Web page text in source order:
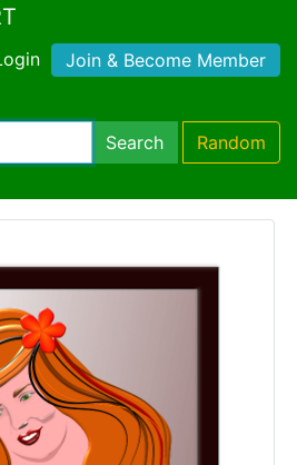
Join & Become Member
Search Random